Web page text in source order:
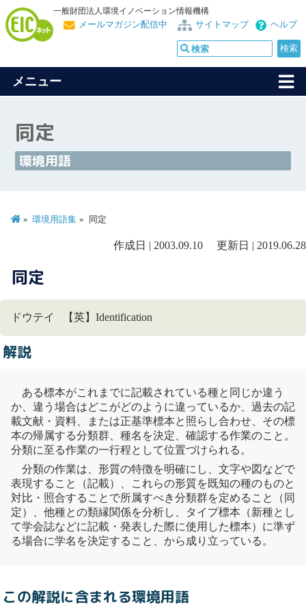
一般財団法人環境イノベーション情報機構
ヘルプ
サイトマップ
メールマガジン配信中
メニュー
同定
環境用語
環境用語集 同定
作成日 | 2003.09.10 更新日 | 2019.06.28
同定
ドウテイ 【英】Identification
解説
ある標本がこれまでに記載されている種と同じか違う
か、違う場合はどこがどのように違っているか、過去の記
載文献・資料、または正基準標本と照らし合わせ、その標
本の帰属する分類群、種名を決定、確認する作業のこと。
分類に至る作業の一行程として位置づけられる。
分類の作業は、形質の特徴を明確にし、文字や図などで
表現すること（記載）、これらの形質を既知の種のものと
対比・照合することで所属すべき分類群を定めること（同
定）、他種との類縁関係を分析し、タイプ標本（新種とし
て学会誌などに記載・発表した際に使用した標本）に準ず
る場合に学名を決定すること、から成り立っている。
この解説に含まれる環境用語